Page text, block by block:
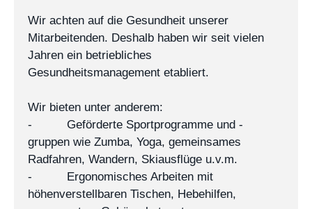
Wir achten auf die Gesundheit unserer
Mitarbeitenden. Deshalb haben wir seit vielen
Jahren ein betriebliches
Gesundheitsmanagement etabliert.
Wir bieten unter anderem:
- Geförderte Sportprogramme und -
gruppen wie Zumba, Yoga, gemeinsames
Radfahren, Wandern, Skiausflüge u.v.m.
- Ergonomisches Arbeiten mit
höhenverstellbaren Tischen, Hebehilfen,